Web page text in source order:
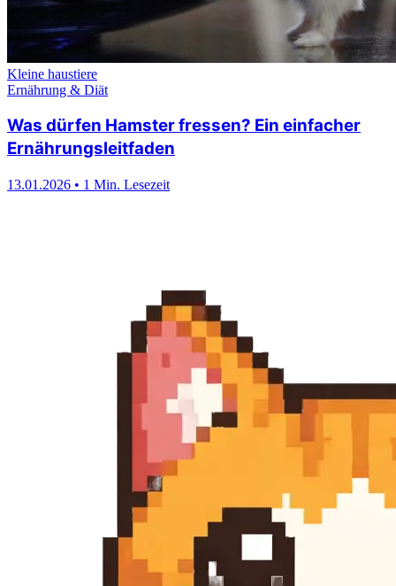
Kleine haustiere
Ernährung & Diät
Was dürfen Hamster fressen? Ein einfacher
Ernährungsleitfaden
13.01.2026 • 1 Min. Lesezeit